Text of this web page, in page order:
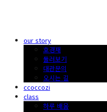
our story
호경재
둘러보기
대관문의
오시는 길
ccoccozi
class
하루 배움